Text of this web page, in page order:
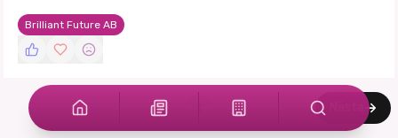
en fortsatt tillväxt i abonnemangsintäkter trots en
osäker marknad.
Brilliant Future AB